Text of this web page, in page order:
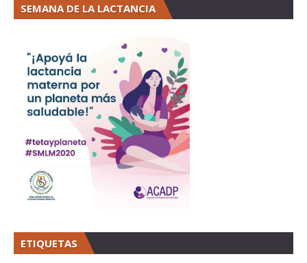
SEMANA DE LA LACTANCIA
ETIQUETAS